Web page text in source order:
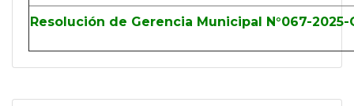
Resolución de Gerencia Municipal N°067-2025-